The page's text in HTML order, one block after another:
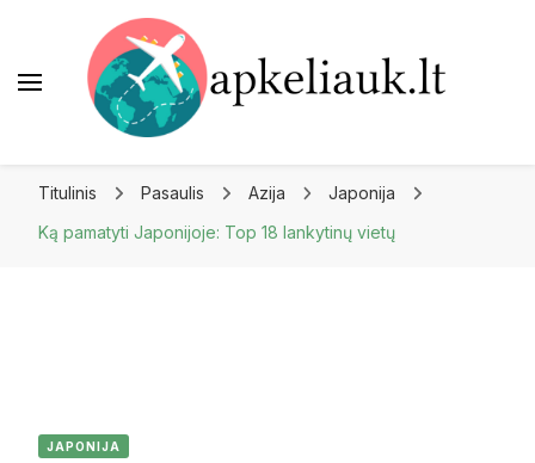
Titulinis Pasaulis Azija
Japonija
Ką pamatyti Japonijoje: Top 18 lankytinų vietų
JAPONIJA